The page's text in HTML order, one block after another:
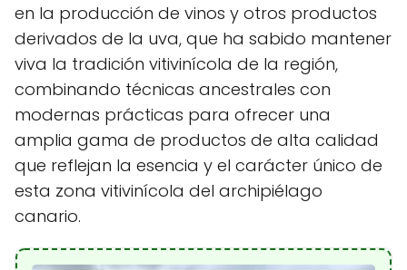
en la producción de vinos y otros productos
derivados de la uva, que ha sabido mantener
viva la tradición vitivinícola de la región,
combinando técnicas ancestrales con
modernas prácticas para ofrecer una
amplia gama de productos de alta calidad
que reflejan la esencia y el carácter único de
esta zona vitivinícola del archipiélago
canario.